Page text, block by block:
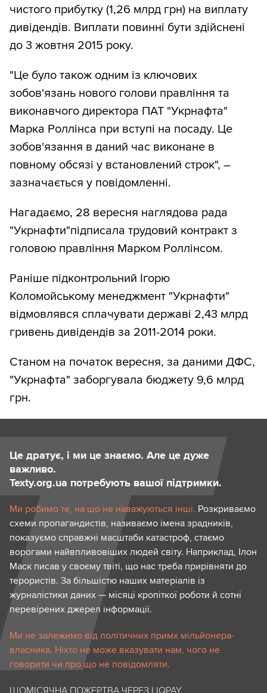
чистого прибутку (1,26 млрд грн) на виплату
дивідендів. Виплати повинні бути здійснені
до 3 жовтня 2015 року.
"Це було також одним із ключових
зобов'язань нового голови правління та
виконавчого директора ПАТ "Укрнафта"
Марка Роллінса при вступі на посаду. Це
зобов'язання в даний час виконане в
повному обсязі у встановлений строк", –
зазначається у повідомленні.
Нагадаємо, 28 вересня наглядова рада
"Укрнафти"підписала трудовий контракт з
головою правління Марком Роллінсом.
Раніше підконтрольний Ігорю
Коломойському менеджмент "Укрнафти"
відмовлявся сплачувати державі 2,43 млрд
гривень дивідендів за 2011-2014 роки.
Станом на початок вересня, за даними ДФС,
"Укрнафта" заборгувала бюджету 9,6 млрд
грн.
Це дратує, і ми це знаємо. Але це дуже
важливо.
Texty.org.ua потребують вашої підтримки.
Ми робимо те, на що не наважуються інші. Розкриваємо
схеми пропагандистів, називаємо імена зрадників,
показуємо справжні масштаби катастроф, стаємо
ворогами найвпливовіших людей світу. Наприклад, Ілон
Маск писав у своєму твіті, що нас треба прирівняти до
терористів. За більшістю наших матеріалів із
журналістики даних — місяці кропіткої роботи й сотні
перевірених джерел інформації.
Ми не залежимо від політичних примх мільйонера-
власника. Ніхто не може вказувати нам, чого не
говорити чи про що не повідомляти.